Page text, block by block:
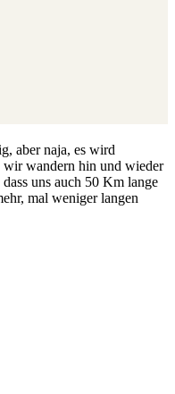
aber naja, es wird
wir wandern hin und wieder
uns auch 50 Km lange
mal weniger langen